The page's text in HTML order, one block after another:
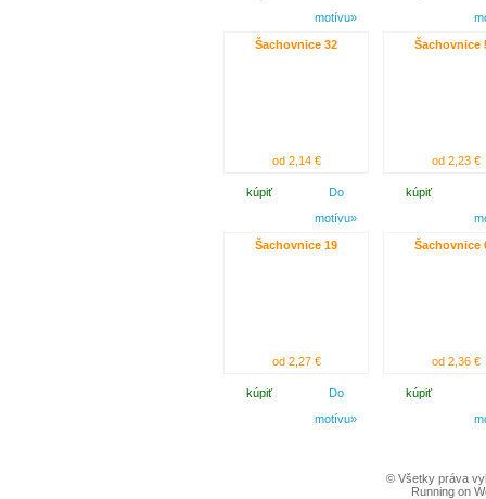
motívu»
Šachovnice 32
od 2,14 €
kúpiť
Do
motívu»
Šachovnice
od 2,23 €
kúpiť
Šachovnice 19
od 2,27 €
kúpiť
Do
motívu»
Šachovnice
od 2,36 €
kúpiť
© Všetky práva
Running on